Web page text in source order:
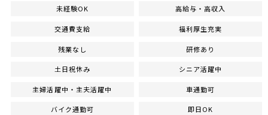
未経験OK 高給与・高収入
交通費支給 福利厚生充実
残業なし 研修あり
土日祝休み シニア活躍中
主婦活躍中・主夫活躍中 車通勤可
バイク通勤可 即日OK